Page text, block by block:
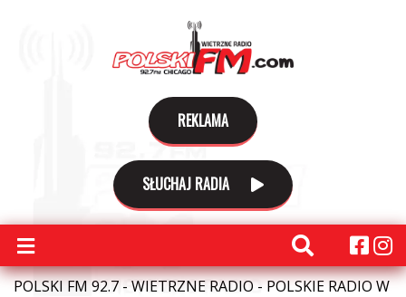
REKLAMA
SŁUCHAJ RADIA
POLSKI FM 92.7 - WIETRZNE RADIO - POLSKIE RADIO W